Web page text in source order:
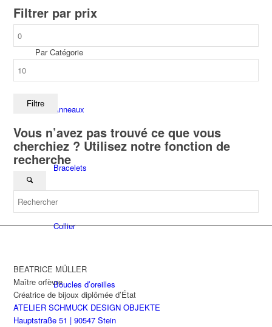
Par Catégorie
Anneaux
Bracelets
Collier
Boucles d’oreilles
Filtrer par prix
Filtre
Vous n’avez pas trouvé ce que vous
cherchiez ? Utilisez notre fonction de
recherche
BEATRICE MÜLLER
Maître orfèvre
Créatrice de bijoux diplômée d’État
ATELIER SCHMUCK DESIGN OBJEKTE
Hauptstraße 51 | 90547 Stein